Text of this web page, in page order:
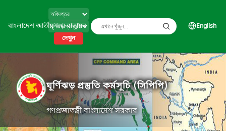
বাংলাদেশ জাতীয় তথ্য বাতায়ন
দেখুন
English
ঘূর্ণিঝড় প্রস্তুতি কর্মসূচি (সিপিপি)
গণপ্রজাতন্ত্রী বাংলাদেশ সরকার